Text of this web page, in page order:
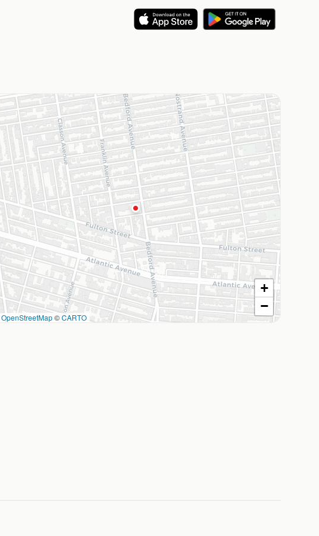
OpenStreetMap©CARTO
+
−